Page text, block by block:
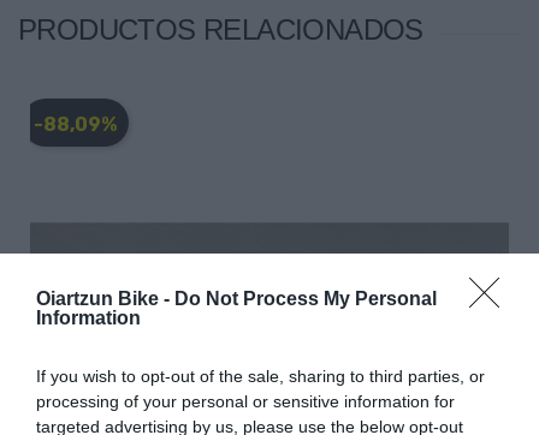
Oiartzun Bike - Do Not Process My Personal
Information
If you wish to opt-out of the sale, sharing to third parties, or
processing of your personal or sensitive information for
targeted advertising by us, please use the below opt-out
PRODUCTOS RELACIONADOS
-88,09%